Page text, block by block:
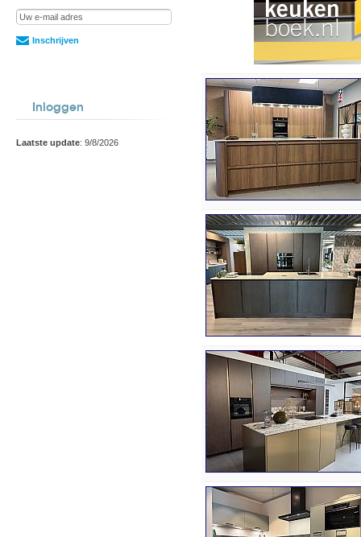
Inschrijven
Inloggen
Laatste update: 9/8/2026